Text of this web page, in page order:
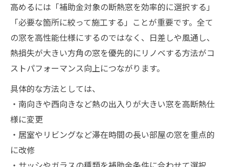
高めるには「補助金対象の断熱窓を効率的に選択する」
「必要な箇所に絞って施工する」ことが重要です。全て
の窓を高性能仕様にするのではなく、日差しや風通し、
熱損失が大きい方角の窓を優先的にリノベする方法がコ
ストパフォーマンス向上につながります。
具体的な方法としては、
・南向きや西向きなど熱の出入りが大きい窓を高断熱仕
様に変更
・居室やリビングなど滞在時間の長い部屋の窓を重点的
に改修